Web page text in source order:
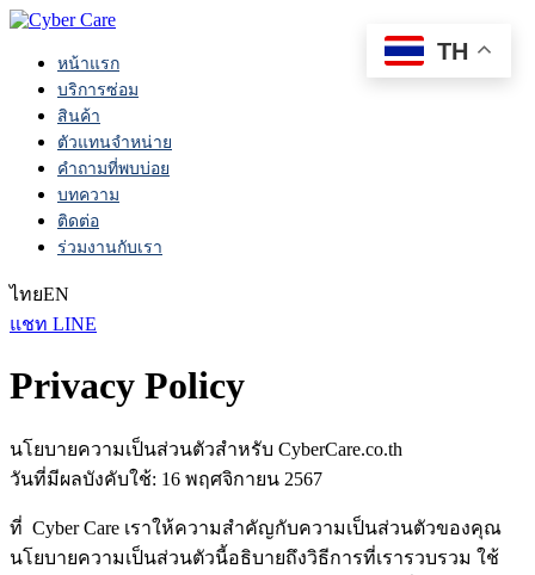
หน้าแรก
บริการซ่อม
สินค้า
ตัวแทนจำหน่าย
คำถามที่พบบ่อย
บทความ
ติดต่อ
ร่วมงานกับเรา
ไทยEN
แชท LINE
Privacy Policy
นโยบายความเป็นส่วนตัวสำหรับ CyberCare.co.th
วันที่มีผลบังคับใช้: 16 พฤศจิกายน 2567
ที่ Cyber Care เราให้ความสำคัญกับความเป็นส่วนตัวของคุณ
นโยบายความเป็นส่วนตัวนี้อธิบายถึงวิธีการที่เรารวบรวม ใช้
TH